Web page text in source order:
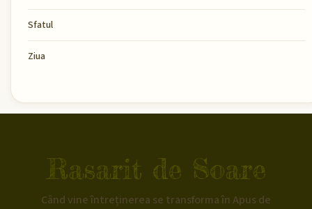
Sfatul
Ziua
Rasarit de Soare
Când vine întreținerea se transforma în Apus de